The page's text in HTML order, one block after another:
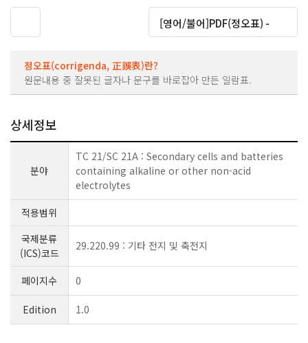
[영어/불어]PDF(정오표) -
정오표(corrigenda, 正誤表)란?
원문내용 중 잘못된 글자나 문구를 바로잡아 만든 일람표.
상세정보
분야
TC 21/SC 21A : Secondary cells and batteries
containing alkaline or other non-acid
electrolytes
적용범위
국제분류
(ICS)코드
29.220.99 : 기타 전지 및 축전지
페이지수 0
Edition 1.0